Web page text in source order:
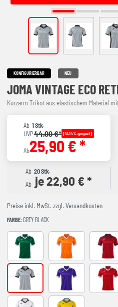
KONFIGURIERBAR NEU
JOMA VINTAGE ECO
Kurzarm Trikot aus elastischem Material
Ab 1 Stk.
UVP44,00 €* (41.14% gespart)
Ab25,90 € *
Ab 20 Stk.
Ab je 22,90 € *
Preise inkl. MwSt. zzgl. Versandkosten
FARBE: GREY-BLACK
GREEN-WHITE ORANGE-WHITE
GREY-BLACK VIOLETA-BLANCO